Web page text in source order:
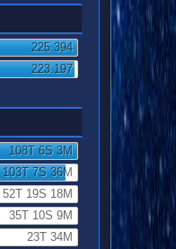
225.394
223.197
108T 6S 3M
103T 7S 36M
52T 19S 18M
35T 10S 9M
23T 34M